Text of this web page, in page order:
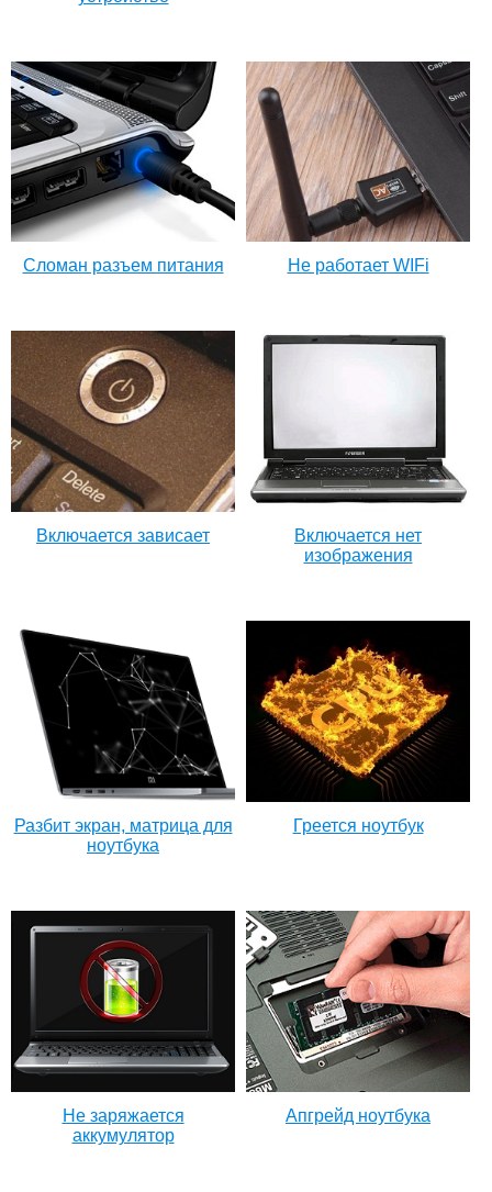
Сломан разъем питания Не работает WIFi
Включается зависает
Включается нет
изображения
Разбит экран, матрица для
ноутбука
Греется ноутбук
Не заряжается
аккумулятор
Апгрейд ноутбука